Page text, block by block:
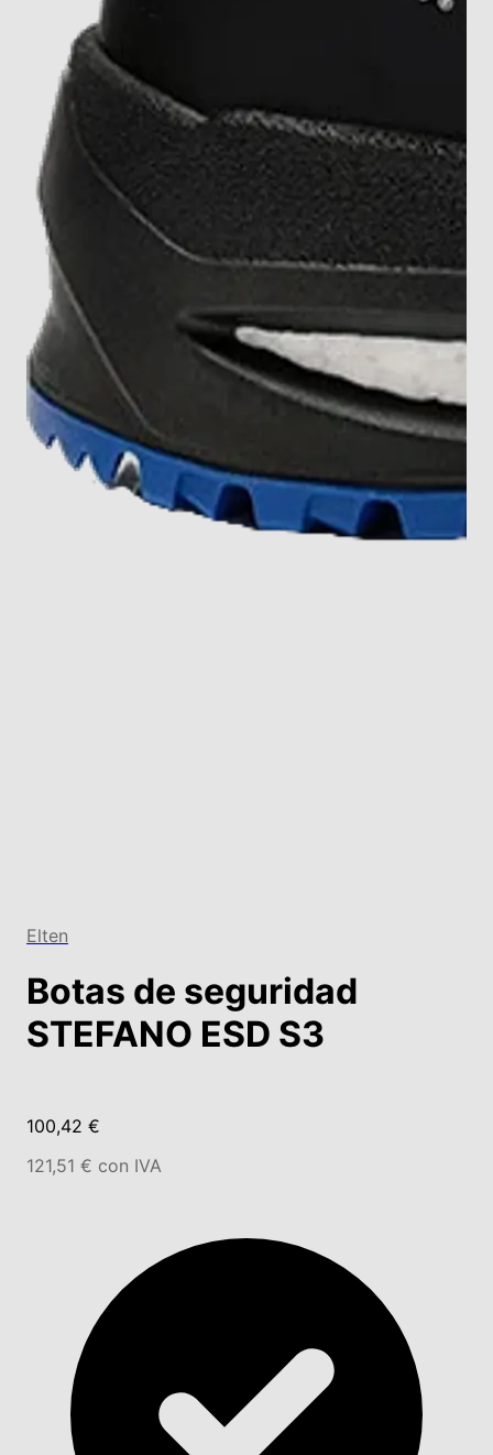
Elten
Botas de seguridad
STEFANO ESD S3
100,42 €
121,51 € con IVA